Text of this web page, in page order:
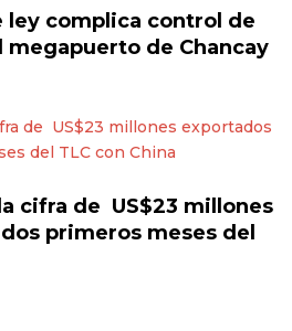
ley complica control de
megapuerto de Chancay
cifra de US$23 millones
primeros meses del